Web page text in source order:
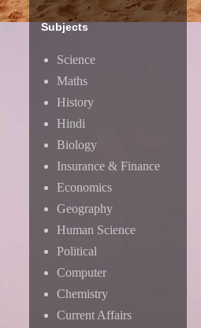
Subjects
Science
Maths
History
Hindi
Biology
Insurance & Finance
Economics
Geography
Human Science
Political
Computer
Chemistry
Current Affairs